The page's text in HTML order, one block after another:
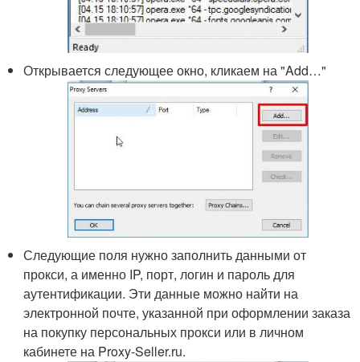
Открывается следующее окно, кликаем на "Add…"
Следующие поля нужно заполнить данными от
прокси, а именно IP, порт, логин и пароль для
аутентификации. Эти данные можно найти на
электронной почте, указанной при оформлении заказа
на покупку персональных прокси или в личном
кабинете на Proxy-Seller.ru.